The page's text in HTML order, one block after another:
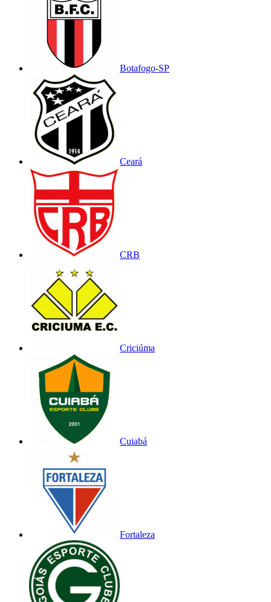
Botafogo-SP
Ceará
CRB
Criciúma
Cuiabá
Fortaleza